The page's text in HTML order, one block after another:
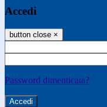
Accedi
button close ×
Password dimenticata?